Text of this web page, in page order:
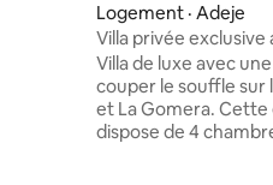
Logement · Adeje
Villa privée exclusive
imprenable sur
Villa de luxe avec
couper le souffle sur
et La Gomera. Cette
dispose de 4